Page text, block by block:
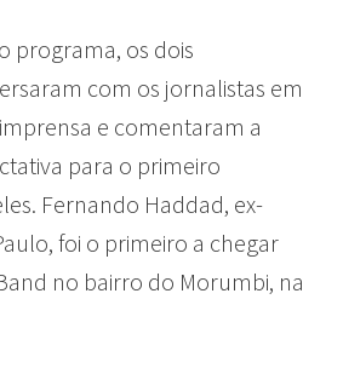
programa, os dois
com os jornalistas em
e comentaram a
para o primeiro
Fernando Haddad, ex-
foi o primeiro a chegar
no bairro do Morumbi, na